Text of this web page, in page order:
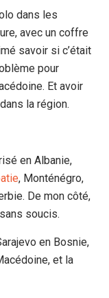
dans les
avec un coffre
savoir si c’était
pour
Et avoir
la région.
en Albanie,
, Monténégro,
De mon côté,
soucis.
en Bosnie,
et la